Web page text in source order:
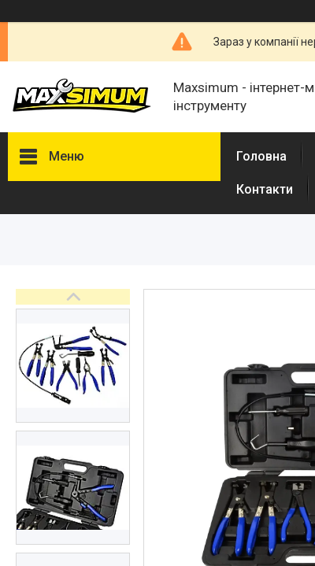
Зараз у компанії
Maxsimum - інтернет-
інструменту
Меню Головна
Контакти